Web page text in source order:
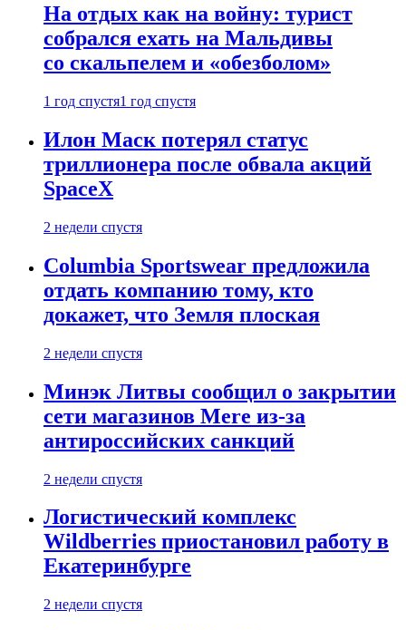
На отдых как на войну: турист
собрался ехать на Мальдивы
со скальпелем и «обезболом»
1 год спустя1 год спустя
Илон Маск потерял статус
триллионера после обвала акций
SpaceX
2 недели спустя
Columbia Sportswear предложила
отдать компанию тому, кто
докажет, что Земля плоская
2 недели спустя
Минэк Литвы сообщил о закрытии
сети магазинов Mere из-за
антироссийских санкций
2 недели спустя
Логистический комплекс
Wildberries приостановил работу в
Екатеринбурге
2 недели спустя